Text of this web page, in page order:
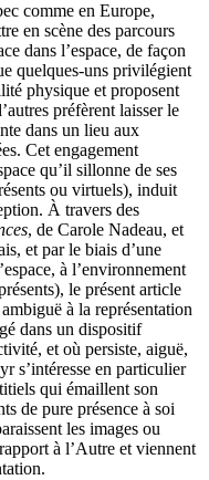
comme en Europe,
en scène des parcours
dans l’espace, de façon
quelques-uns privilégient
physique et proposent
préfèrent laisser le
dans un lieu aux
Cet engagement
qu’il sillonne de ses
ou virtuels), induit
À travers des
, de Carole Nadeau, et
et par le biais d’une
à l’environnement
le présent article
à la représentation
dans un dispositif
et où persiste, aiguë,
s’intéresse en particulier
qui émaillent son
de pure présence à soi
les images ou
à l’Autre et viennent